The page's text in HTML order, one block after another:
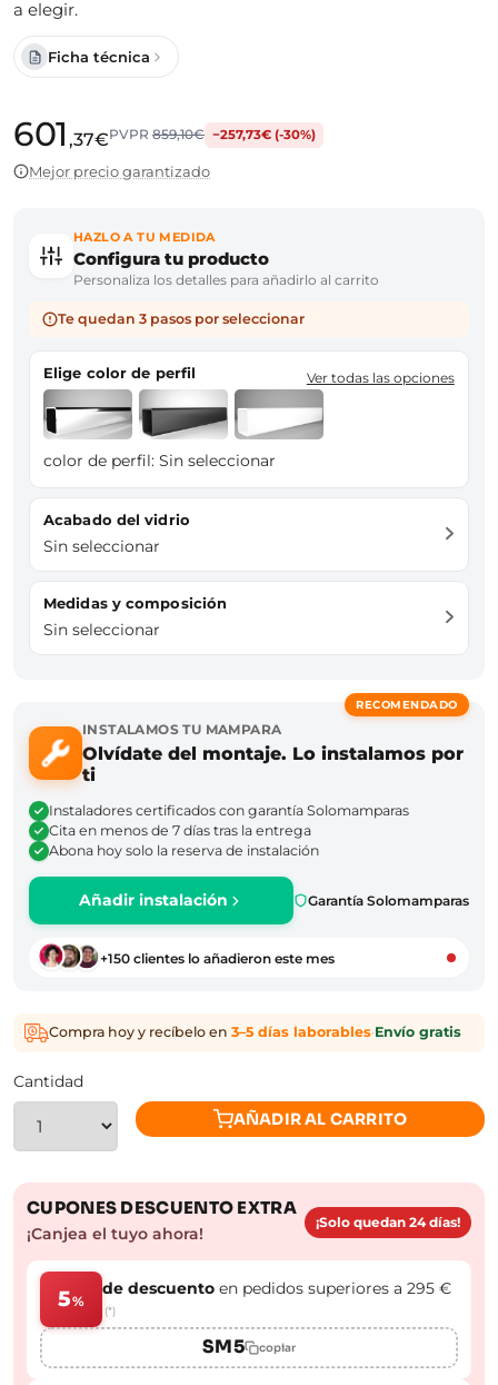
a elegir.
Ficha técnica
601 ,37€PVPR859,10€ −257,73€ (-30%)
Mejor precio garantizado
HAZLO A TU MEDIDA
Configura tu producto
Personaliza los detalles para añadirlo al carrito
Te quedan 3 pasos por seleccionar
Elige color de perfil Ver todas las opciones
color de perfil: Sin seleccionar
Acabado del vidrio
Sin seleccionar
Medidas y composición
Sin seleccionar
RECOMENDADO
INSTALAMOS TU MAMPARA
Olvídate del montaje. Lo instalamos por
ti
Instaladores certificados con garantía Solomamparas
Cita en menos de 7 días tras la entrega
Abona hoy solo la reserva de instalación
Añadir instalación Garantía Solomamparas
+150 clientes lo añadieron este mes
Compra hoy y recíbelo en 3–5 días laborables·Envío gratis
Cantidad
AÑADIR AL CARRITO
CUPONES DESCUENTO EXTRA
¡Canjea el tuyo ahora!
¡Solo quedan 24 días!
5%
de descuento en pedidos superiores a 295 €
(*)
SM5 copiar